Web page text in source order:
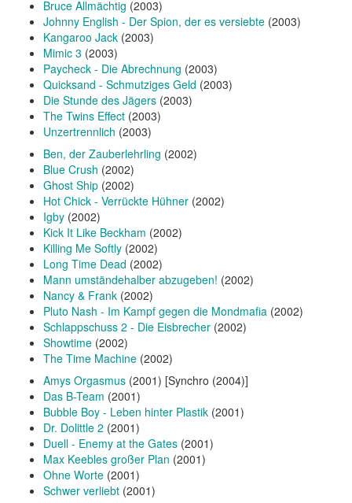
Bruce Allmächtig (2003)
Johnny English - Der Spion, der es versiebte (2003)
Kangaroo Jack (2003)
Mimic 3 (2003)
Paycheck - Die Abrechnung (2003)
Quicksand - Schmutziges Geld (2003)
Die Stunde des Jägers (2003)
The Twins Effect (2003)
Unzertrennlich (2003)
Ben, der Zauberlehrling (2002)
Blue Crush (2002)
Ghost Ship (2002)
Hot Chick - Verrückte Hühner (2002)
Igby (2002)
Kick It Like Beckham (2002)
Killing Me Softly (2002)
Long Time Dead (2002)
Mann umständehalber abzugeben! (2002)
Nancy & Frank (2002)
Pluto Nash - Im Kampf gegen die Mondmafia (2002)
Schlappschuss 2 - Die Eisbrecher (2002)
Showtime (2002)
The Time Machine (2002)
Amys Orgasmus (2001) [Synchro (2004)]
Das B-Team (2001)
Bubble Boy - Leben hinter Plastik (2001)
Dr. Dolittle 2 (2001)
Duell - Enemy at the Gates (2001)
Max Keebles großer Plan (2001)
Ohne Worte (2001)
Schwer verliebt (2001)